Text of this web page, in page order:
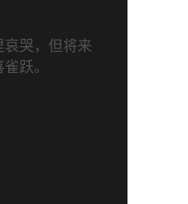
哭，但将来
跃。